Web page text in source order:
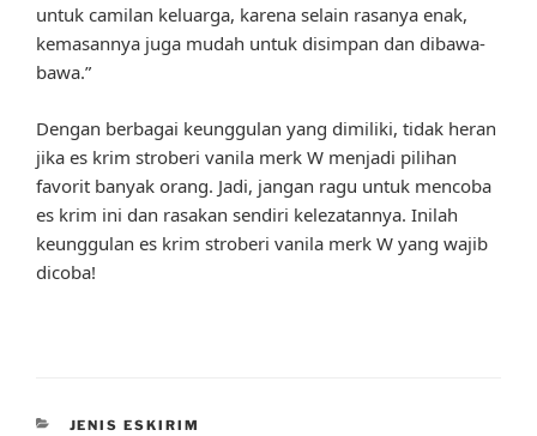
untuk camilan keluarga, karena selain rasanya enak,
kemasannya juga mudah untuk disimpan dan dibawa-
bawa.”
Dengan berbagai keunggulan yang dimiliki, tidak heran
jika es krim stroberi vanila merk W menjadi pilihan
favorit banyak orang. Jadi, jangan ragu untuk mencoba
es krim ini dan rasakan sendiri kelezatannya. Inilah
keunggulan es krim stroberi vanila merk W yang wajib
dicoba!
CATEGORIES
JENIS ESKIRIM